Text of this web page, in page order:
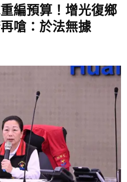
編預算！增光復鄉
嗆：於法無據